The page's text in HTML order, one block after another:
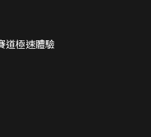
道極速體驗